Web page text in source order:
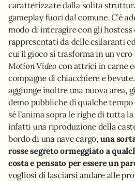
caratterizzate dalla solita
gameplay fuori dal comune. C’è
modo di interagire con gli hostess
rappresentati da delle esilaranti
cui il gioco si trasforma in un
Motion Video con attrici in carne
compagne di chiacchiere e
aggiunge inoltre una nuova area,
demo pubbliche di qualche
sé l’anima sopra le righe di tutta
infatti una riproduzione della
bordo di una nave cargo,una
rosse segreto ormeggiato a
costa e pensato per essere un
vogliosi di lasciarsi andare alle